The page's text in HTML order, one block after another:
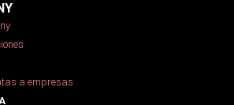
a empresas